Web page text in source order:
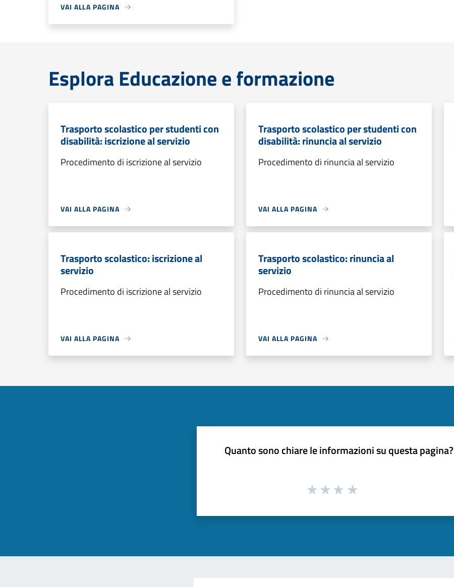
VAI ALLA PAGINA
Esplora Educazione e formazione
Trasporto scolastico per studenti con
disabilità: iscrizione al servizio
Procedimento di iscrizione al servizio
VAI ALLA PAGINA
Trasporto scolastico per studenti con
disabilità: rinuncia al servizio
Procedimento di rinuncia al servizio
VAI ALLA PAGINA
Trasporto scolastico: iscrizione al
servizio
Procedimento di iscrizione al servizio
VAI ALLA PAGINA
Trasporto scolastico: rinuncia al
servizio
Procedimento di rinuncia al servizio
VAI ALLA PAGINA
Quanto sono chiare le informazioni su questa pagina?